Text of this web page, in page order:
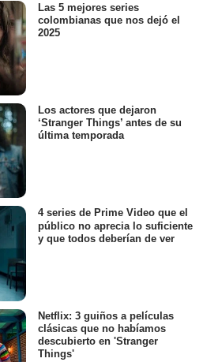
Las 5 mejores series
colombianas que nos dejó el
2025
Los actores que dejaron
‘Stranger Things’ antes de su
última temporada
4 series de Prime Video que el
público no aprecia lo suficiente
y que todos deberían de ver
Netflix: 3 guiños a películas
clásicas que no habíamos
descubierto en 'Stranger
Things'